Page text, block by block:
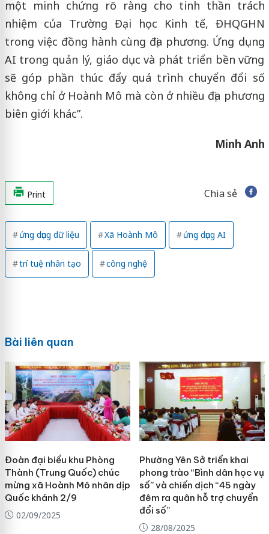
một minh chứng rõ ràng cho tinh thần trách
nhiệm của Trường Đại học Kinh tế, ĐHQGHN
trong việc đồng hành cùng địa phương. Ứng dụng
AI trong quản lý, giáo dục và phát triển bền vững
sẽ góp phần thúc đẩy quá trình chuyển đổi số
không chỉ ở Hoành Mô mà còn ở nhiều địa phương
biên giới khác”.
Minh Anh
Print Chia sẻ
ứng dụng dữ liệu Xã Hoành Mô ứng dụng AI
trí tuệ nhân tạo công nghệ
Bài liên quan
Đoàn đại biểu khu Phòng
Thành (Trung Quốc) chúc
mừng xã Hoành Mô nhân dịp
Quốc khánh 2/9
02/09/2025
Phường Yên Sở triển khai
phong trào “Bình dân học vụ
số” và chiến dịch “45 ngày
đêm ra quân hỗ trợ chuyển
đổi số”
28/08/2025